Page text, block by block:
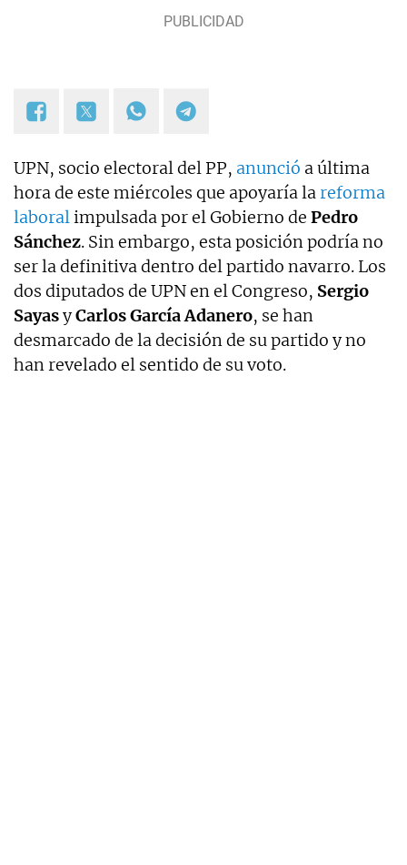
UPN, socio electoral del PP, anunció a última
hora de este miércoles que apoyaría lareforma
laboralimpulsada por el Gobierno de Pedro
Sánchez. Sin embargo, esta posición podría no
ser la definitiva dentro del partido navarro. Los
dos diputados de UPN en el Congreso, Sergio
SayasyCarlos García Adanero, se han
desmarcado de la decisión de su partido y no
han revelado el sentido de su voto.